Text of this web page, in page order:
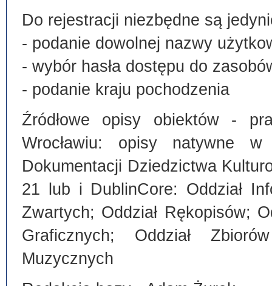
Do rejestracji niezbędne są
- podanie dowolnej nazwy
- wybór hasła dostępu do
- podanie kraju pochodzenia
Źródłowe opisy obiektów -
Wrocławiu: opisy natywne
Dokumentacji Dziedzictwa
21 lub i DublinCore: Oddział
Zwartych; Oddział Rękopisów;
Graficznych; Oddział
Muzycznych